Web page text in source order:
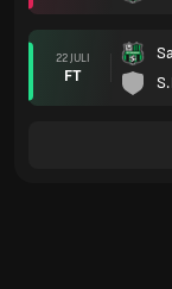
22 JULI
FT